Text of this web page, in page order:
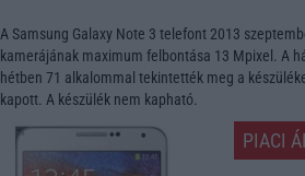
A Samsung Galaxy Note 3 telefont 2013
kamerájának maximum felbontása 13 Mpixel. A
hétben 71 alkalommal tekintették meg a
kapott. A készülék nem kapható.
PIACI